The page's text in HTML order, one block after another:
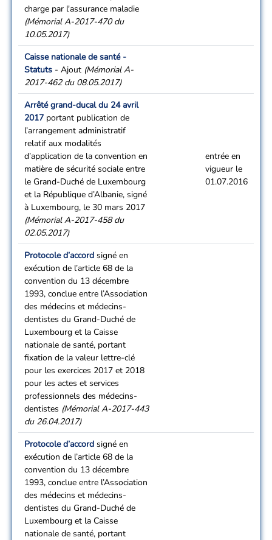
charge par l'assurance maladie
(Mémorial A-2017-470 du
10.05.2017)
Caisse nationale de santé -
Statuts - Ajout (Mémorial A-
2017-462 du 08.05.2017)
Arrêté grand-ducal du 24 avril
2017 portant publication de
l’arrangement administratif
relatif aux modalités
d’application de la convention en
matière de sécurité sociale entre
le Grand-Duché de Luxembourg
et la République d’Albanie, signé
à Luxembourg, le 30 mars 2017
(Mémorial A-2017-458 du
02.05.2017)
entrée en
vigueur le
01.07.2016
Protocole d’accord signé en
exécution de l’article 68 de la
convention du 13 décembre
1993, conclue entre l’Association
des médecins et médecins-
dentistes du Grand-Duché de
Luxembourg et la Caisse
nationale de santé, portant
fixation de la valeur lettre-clé
pour les exercices 2017 et 2018
pour les actes et services
professionnels des médecins-
dentistes (Mémorial A-2017-443
du 26.04.2017)
Protocole d’accord signé en
exécution de l’article 68 de la
convention du 13 décembre
1993, conclue entre l’Association
des médecins et médecins-
dentistes du Grand-Duché de
Luxembourg et la Caisse
nationale de santé, portant